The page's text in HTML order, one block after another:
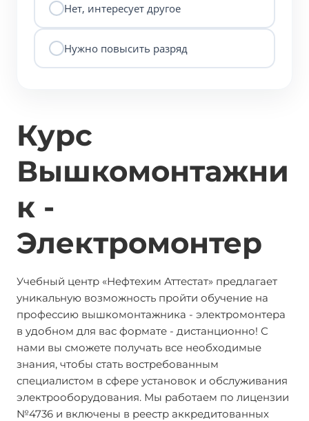
Нет, интересует другое
Нужно повысить разряд
Курс
Вышкомонтажни
к -
Электромонтер
Учебный центр «Нефтехим Аттестат» предлагает
уникальную возможность пройти обучение на
профессию вышкомонтажника - электромонтера
в удобном для вас формате - дистанционно! С
нами вы сможете получать все необходимые
знания, чтобы стать востребованным
специалистом в сфере установок и обслуживания
электрооборудования. Мы работаем по лицензии
№4736 и включены в реестр аккредитованных